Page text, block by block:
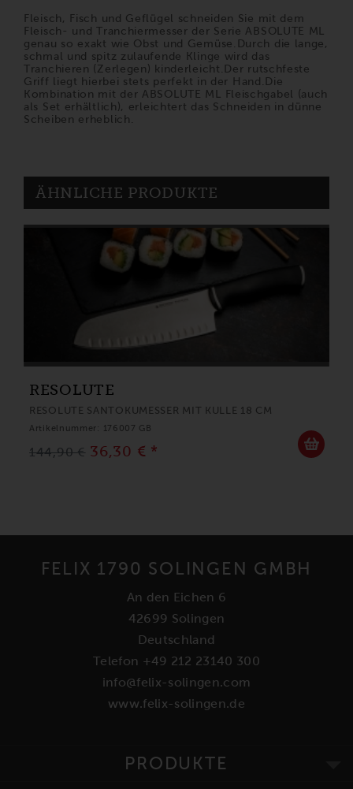
Fleisch, Fisch und Geflügel schneiden Sie mit dem
Fleisch- und Tranchiermesser der Serie ABSOLUTE ML
genau so exakt wie Obst und Gemüse.Durch die lange,
schmal und spitz zulaufende Klinge wird das
Tranchieren (Zerlegen) kinderleicht.Der rutschfeste
Griff liegt hierbei stets perfekt in der Hand.Die
Kombination mit der ABSOLUTE ML Fleischgabel (auch
als Set erhältlich), erleichtert das Schneiden in dünne
Scheiben erheblich.
ÄHNLICHE PRODUKTE
RESOLUTE
RESOLUTE SANTOKUMESSER MIT KULLE 18 CM
Artikelnummer: 176007 GB
144,90 € 36,30 € *
FELIX 1790 SOLINGEN GMBH
An den Eichen 6
42699 Solingen
Deutschland
Telefon +49 212 23140 300
info@felix-solingen.com
www.felix-solingen.de
PRODUKTE